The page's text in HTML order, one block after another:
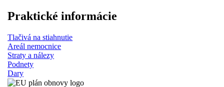
Praktické informácie
Tlačivá na stiahnutie
Areál nemocnice
Straty a nálezy
Podnety
Dary